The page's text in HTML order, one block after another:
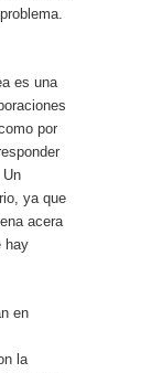
es una
por
ya que
acera
hay
en
la